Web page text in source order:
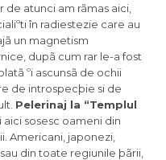
de atunci am rãmas aici,
în radiestezie care au
un magnetism
dupã cum rar le-a fost
ºi ascunsã de ochii
de introspecþie si de
Pelerinaj la “Templul
aici sosesc oameni din
Americani, japonezi,
din toate regiunile þãrii,